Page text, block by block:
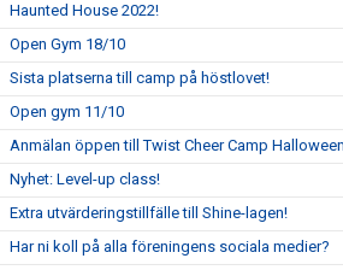
Haunted House 2022!
Open Gym 18/10
Sista platserna till camp på höstlovet!
Open gym 11/10
Anmälan öppen till Twist Cheer Camp
Nyhet: Level-up class!
Extra utvärderingstillfälle till Shine-lagen!
Har ni koll på alla föreningens sociala medier?